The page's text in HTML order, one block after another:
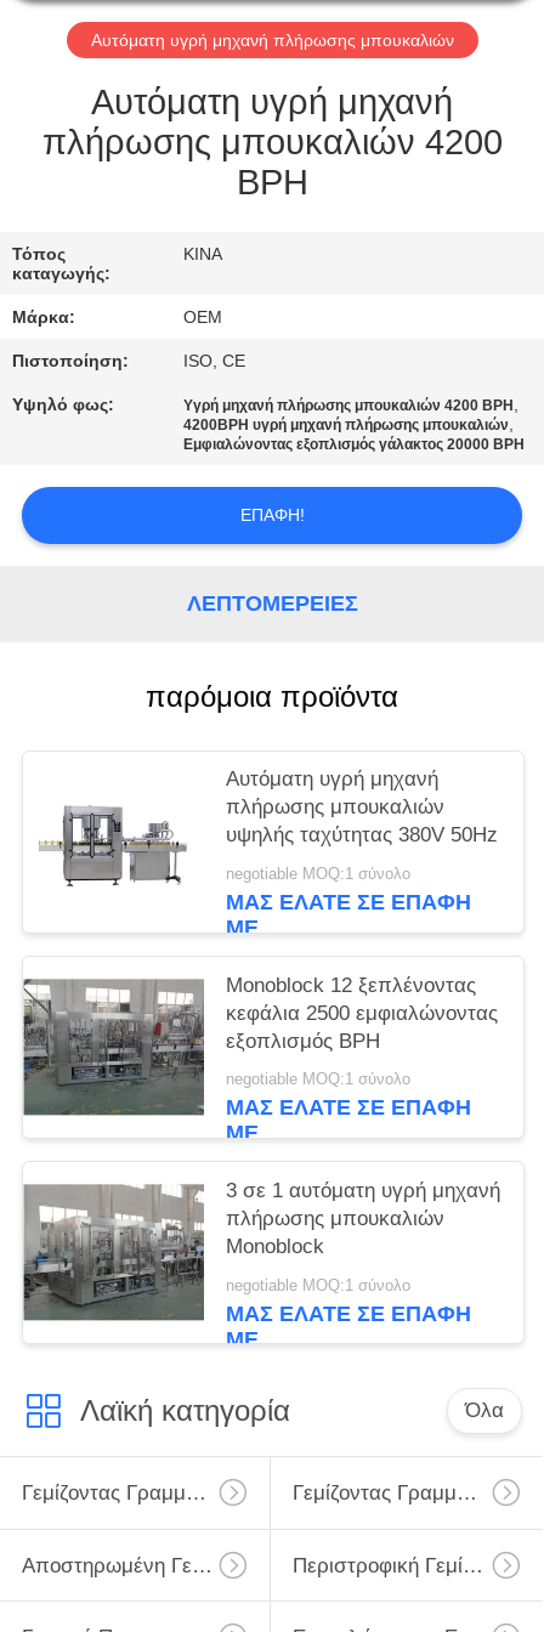
ΈΛΕΓΧΟΣ
ΕΛΆΤΕ
ΜΕ
ΖΗΤΉΣΤΕ
ΈΝΑ
ΑΠΌΣΠΑΣΜΑ
SITEMAP
PRIVACY
Αυτόματη υγρή μηχανή πλήρωσης μπουκαλιών
Αυτόματη υγρή μηχανή
πλήρωσης μπουκαλιών 4200
BPH
Τόπος
καταγωγής:
ΚΙΝΑ
Μάρκα: OEM
Πιστοποίηση: ISO, CE
Υψηλό φως: Υγρή μηχανή πλήρωσης μπουκαλιών 4200 BPH
4200BPH υγρή μηχανή πλήρωσης μπουκαλιών
Εμφιαλώνοντας εξοπλισμός γάλακτος 20000 BPH
ΕΠΑΦΉ!
ΛΕΠΤΟΜΈΡΕΙΕΣ
παρόμοια προϊόντα
Αυτόματη υγρή μηχανή
πλήρωσης μπουκαλιών
υψηλής ταχύτητας 380V 50Hz
negotiable MOQ:1 σύνολο
ΜΑΣ ΕΛΆΤΕ ΣΕ ΕΠΑΦΉ
ΜΕ
Monoblock 12 ξεπλένοντας
κεφάλια 2500 εμφιαλώνοντας
εξοπλισμός BPH
negotiable MOQ:1 σύνολο
ΜΑΣ ΕΛΆΤΕ ΣΕ ΕΠΑΦΉ
ΜΕ
3 σε 1 αυτόματη υγρή μηχανή
πλήρωσης μπουκαλιών
Monoblock
negotiable MOQ:1 σύνολο
ΜΑΣ ΕΛΆΤΕ ΣΕ ΕΠΑΦΉ
ΜΕ
Λαϊκή κατηγορία Όλα
Γεμίζοντας Γραμμή Γάλακτος Γεμίζοντας Γραμμή Γάλακτος Monoblock
Αποστηρωμένη Γεμίζοντας Γραμμή Γάλακτος Περιστροφική Γεμίζοντας Γραμμή Μπουκαλιών Γάλακτος